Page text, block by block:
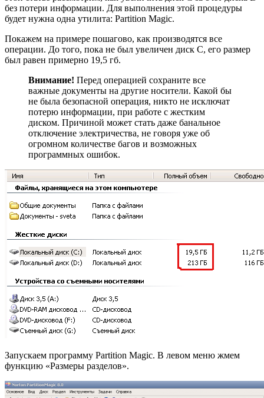
без потери информации. Для выполнения этой процедуры
будет нужна одна утилита: Partition Magic.
Покажем на примере пошагово, как производятся все
операции. До того, пока не был увеличен диск C, его размер
был равен примерно 19,5 гб.
Внимание! Перед операцией сохраните все
важные документы на другие носители. Какой бы
не была безопасной операция, никто не исключат
потерю информации, при работе с жестким
диском. Причиной может стать даже банальное
отключение электричества, не говоря уже об
огромном количестве багов и возможных
программных ошибок.
Запускаем программу Partition Magic. В левом меню жмем
функцию «Размеры разделов».